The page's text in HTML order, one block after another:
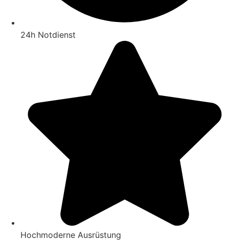
24h Notdienst
Hochmoderne Ausrüstung